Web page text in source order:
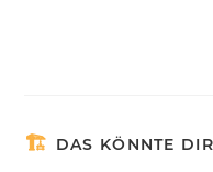
DAS KÖNNTE